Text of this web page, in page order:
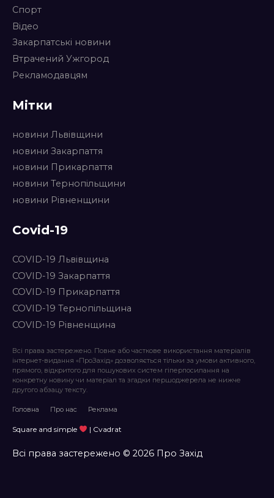
Спорт
Відео
Закарпатські новини
Втрачений Ужгород
Рекламодавцям
Мітки
новини Львівщини
новини Закарпаття
новини Прикарпаття
новини Тернопільщини
новини Рівненщини
Covid-19
COVID-19 Львівщина
COVID-19 Закарпаття
COVID-19 Прикарпаття
COVID-19 Тернопільщина
COVID-19 Рівненщина
Всі права застережено. Повне або часткове використання матеріалів
інтернет-видання «ПроЗахід» дозволяється тільки за умови активного,
прямого, відкритого для пошукових систем гіперпосилання на
конкретну новину чи матеріал та згадки першоджерела не нижче
другого абзацу тексту.
Головна Про нас Реклама
Square and simple | Cvadrat
Всі права застережено © 2026 Про Захід